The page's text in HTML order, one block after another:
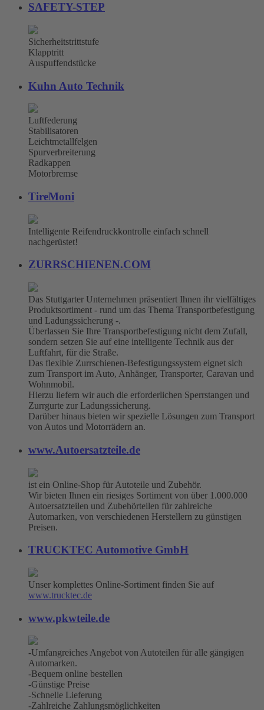
SAFETY-STEP
Sicherheitstrittstufe
Klapptritt
Auspuffendstücke
Kuhn Auto Technik
Luftfederung
Stabilisatoren
Leichtmetallfelgen
Spurverbreiterung
Radkappen
Motorbremse
TireMoni
Intelligente Reifendruckkontrolle einfach schnell
nachgerüstet!
ZURRSCHIENEN.COM
Das Stuttgarter Unternehmen präsentiert Ihnen ihr vielfältiges
Produktsortiment - rund um das Thema Transportbefestigung
und Ladungssicherung -.
Überlassen Sie Ihre Transportbefestigung nicht dem Zufall,
sondern setzen Sie auf eine intelligente Technik aus der
Luftfahrt, für die Straße.
Das flexible Zurrschienen-Befestigungssystem eignet sich
zum Transport im Auto, Anhänger, Transporter, Caravan und
Wohnmobil.
Hierzu liefern wir auch die erforderlichen Sperrstangen und
Zurrgurte zur Ladungssicherung.
Darüber hinaus bieten wir spezielle Lösungen zum Transport
von Autos und Motorrädern an.
www.Autoersatzteile.de
ist ein Online-Shop für Autoteile und Zubehör.
Wir bieten Ihnen ein riesiges Sortiment von über 1.000.000
Autoersatzteilen und Zubehörteilen für zahlreiche
Automarken, von verschiedenen Herstellern zu günstigen
Preisen.
TRUCKTEC Automotive GmbH
Unser komplettes Online-Sortiment finden Sie auf
www.trucktec.de
www.pkwteile.de
-Umfangreiches Angebot von Autoteilen für alle gängigen
Automarken.
-Bequem online bestellen
-Günstige Preise
-Schnelle Lieferung
-Zahlreiche Zahlungsmöglichkeiten